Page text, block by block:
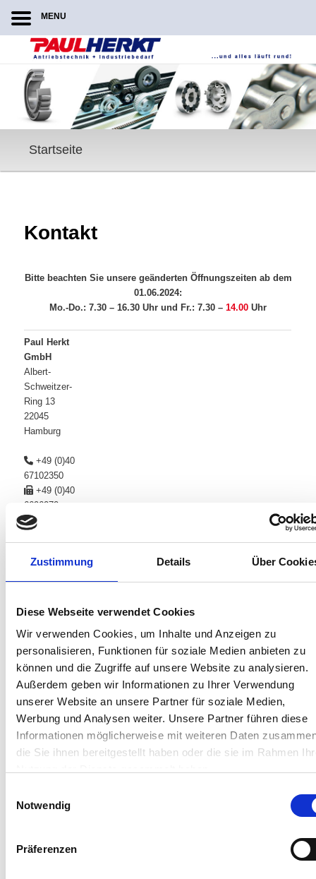
Zustimmung Details Über
Diese Webseite verwendet Cookies
Wir verwenden Cookies, um Inhalte und Anzeigen zu
personalisieren, Funktionen für soziale Medien anbieten zu
können und die Zugriffe auf unsere Website zu analysieren.
Außerdem geben wir Informationen zu Ihrer Verwendung
unserer Website an unsere Partner für soziale Medien,
Werbung und Analysen weiter. Unsere Partner führen diese
Informationen möglicherweise mit weiteren Daten
die Sie ihnen bereitgestellt haben oder die sie im Rahmen
Notwendig
Präferenzen
primären
springen
Hauptmenü
Startseite
Kontakt
Bitte beachten Sie unsere geänderten Öffnungszeiten ab dem
01.06.2024:
Mo.-Do.: 7.30 – 16.30 Uhr und Fr.: 7.30 – 14.00 Uhr
Paul Herkt
GmbH
Albert-
Schweitzer-
Ring 13
22045
Hamburg
+49 (0)40
67102350
+49 (0)40
6696070
24h
2246601
Kontaktformular
Pflichtfelder sind mit * gekennzeichnet
Firma:
Vorname: *
MENU